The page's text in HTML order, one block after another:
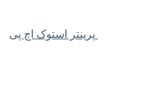
پرینتر استوک اچ پی